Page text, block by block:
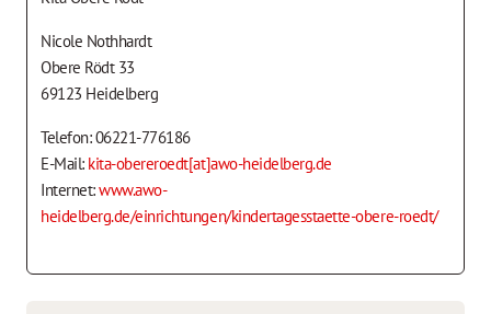
Nicole Nothhardt
Obere Rödt 33
69123 Heidelberg
Telefon: 06221-776186
E-Mail: kita-obereroedt[at]awo-heidelberg.de
Internet:www.awo-
heidelberg.de/einrichtungen/kindertagesstaette-obere-roedt/